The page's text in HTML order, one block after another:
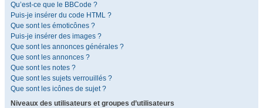
Qu’est-ce que le BBCode ?
Puis-je insérer du code HTML ?
Que sont les émoticônes ?
Puis-je insérer des images ?
Que sont les annonces générales ?
Que sont les annonces ?
Que sont les notes ?
Que sont les sujets verrouillés ?
Que sont les icônes de sujet ?
Niveaux des utilisateurs et groupes d’utilisateurs